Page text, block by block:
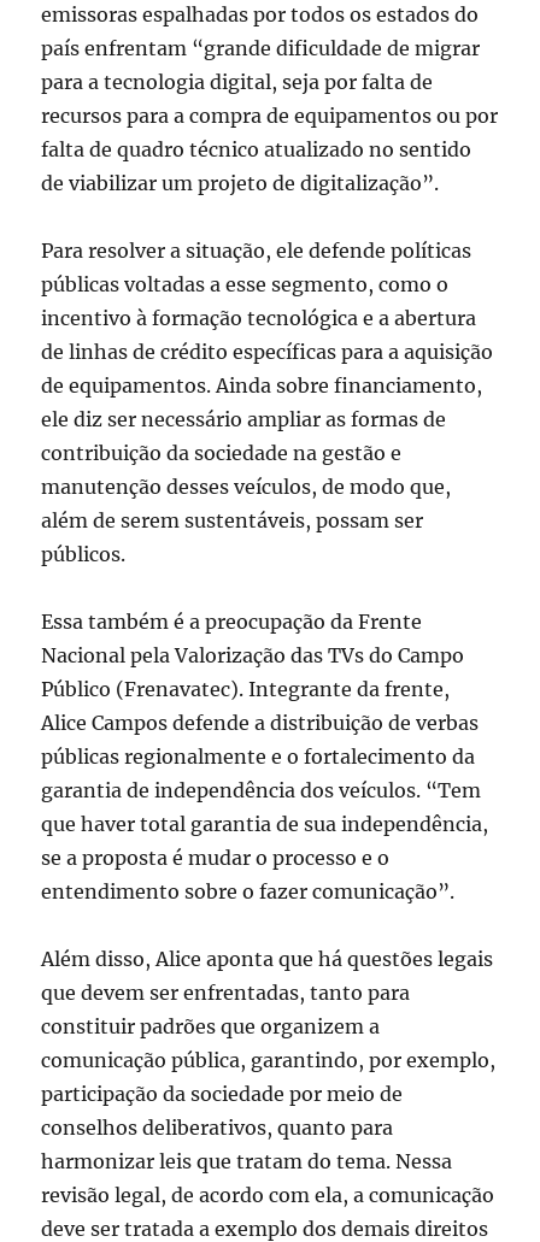
emissoras espalhadas por todos os estados do
país enfrentam “grande dificuldade de migrar
para a tecnologia digital, seja por falta de
recursos para a compra de equipamentos ou por
falta de quadro técnico atualizado no sentido
de viabilizar um projeto de digitalização”.
Para resolver a situação, ele defende políticas
públicas voltadas a esse segmento, como o
incentivo à formação tecnológica e a abertura
de linhas de crédito específicas para a aquisição
de equipamentos. Ainda sobre financiamento,
ele diz ser necessário ampliar as formas de
contribuição da sociedade na gestão e
manutenção desses veículos, de modo que,
além de serem sustentáveis, possam ser
públicos.
Essa também é a preocupação da Frente
Nacional pela Valorização das TVs do Campo
Público (Frenavatec). Integrante da frente,
Alice Campos defende a distribuição de verbas
públicas regionalmente e o fortalecimento da
garantia de independência dos veículos. “Tem
que haver total garantia de sua independência,
se a proposta é mudar o processo e o
entendimento sobre o fazer comunicação”.
Além disso, Alice aponta que há questões legais
que devem ser enfrentadas, tanto para
constituir padrões que organizem a
comunicação pública, garantindo, por exemplo,
participação da sociedade por meio de
conselhos deliberativos, quanto para
harmonizar leis que tratam do tema. Nessa
revisão legal, de acordo com ela, a comunicação
deve ser tratada a exemplo dos demais direitos